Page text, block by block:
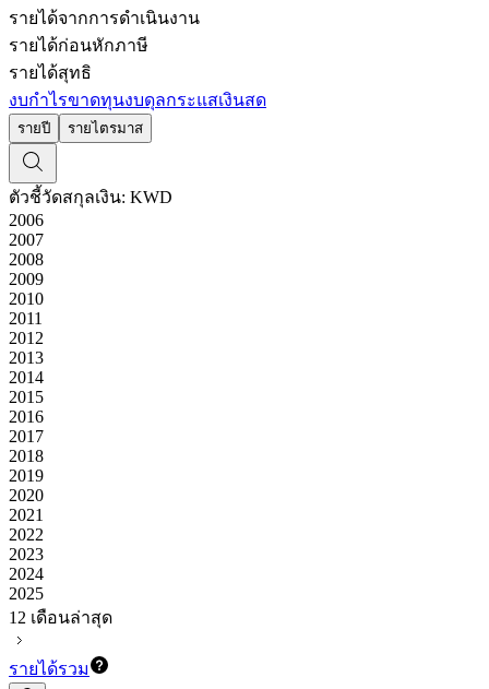
รายได้จากการดำเนินงาน
รายได้ก่อนหักภาษี
รายได้สุทธิ
งบกำไรขาดทุนงบดุลกระแสเงินสด
รายปี รายไตรมาส
ตัวชี้วัดสกุลเงิน: KWD
2006
2007
2008
2009
2010
2011
2012
2013
2014
2015
2016
2017
2018
2019
2020
2021
2022
2023
2024
2025
12 เดือนล่าสุด
รายได้รวม